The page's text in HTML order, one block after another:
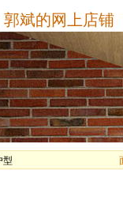
郭斌的网上店铺
型